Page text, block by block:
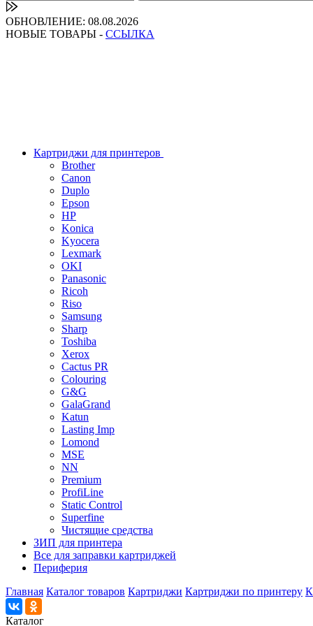
ОБНОВЛЕНИЕ: 08.08.2026
НОВЫЕ ТОВАРЫ - ССЫЛКА
Картриджи для принтеров
Brother
Canon
Duplo
Epson
HP
Konica
Kyocera
Lexmark
OKI
Panasonic
Ricoh
Riso
Samsung
Sharp
Toshiba
Xerox
Cactus PR
Colouring
G&G
GalaGrand
Katun
Lasting Imp
Lomond
MSE
NN
Premium
ProfiLine
Static Control
Superfine
Чистящие средства
ЗИП для принтера
Все для заправки картриджей
Периферия
Главная Каталог товаров Картриджи Картриджи по принтеру
Каталог